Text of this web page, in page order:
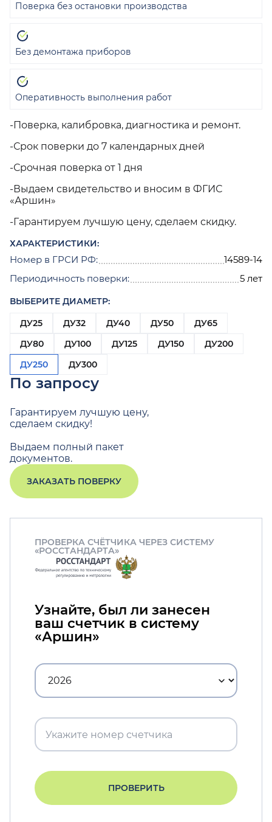
-Поверка, калибровка, диагностика и ремонт.
-Срок поверки до 7 календарных дней
-Срочная поверка от 1 дня
-Выдаем свидетельство и вносим в ФГИС
«Аршин»
-Гарантируем лучшую цену, сделаем скидку.
ХАРАКТЕРИСТИКИ:
Номер в ГРСИ РФ:
14589-14
Периодичность поверки:
5 лет
ВЫБЕРИТЕ ДИАМЕТР:
ДУ25
ДУ32 ДУ40 ДУ50
ДУ65
ДУ80
ДУ100 ДУ125 ДУ150
ДУ200
ДУ250
ДУ300
По запросу
Гарантируем лучшую цену,
сделаем скидку!
Выдаем полный пакет
документов.
ЗАКАЗАТЬ ПОВЕРКУ
Поверка без остановки производства
Без демонтажа приборов
Оперативность выполнения работ
ПРОВЕРКА СЧЁТЧИКА ЧЕРЕЗ СИСТЕМУ
«РОССТАНДАРТА»
Узнайте, был ли занесен
ваш счетчик в систему
«Аршин»
ПРОВЕРИТЬ